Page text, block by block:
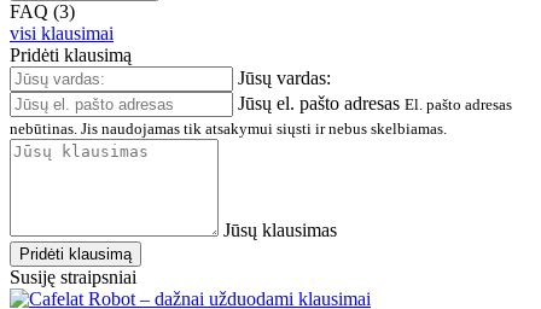
FAQ (3)
visi klausimai
Pridėti klausimą
Jūsų vardas:
Jūsų el. pašto adresas El. pašto adresas
nebūtinas. Jis naudojamas tik atsakymui siųsti ir nebus skelbiamas.
Jūsų klausimas
Pridėti klausimą
Susiję straipsniai